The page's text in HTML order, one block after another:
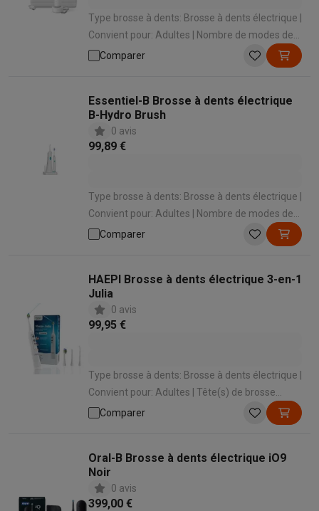
Type brosse à dents: Brosse à dents électrique |
Convient pour: Adultes | Nombre de modes de
brossage: 12 | Types de modes de brossage:
Soins des gencives , Nettoyage quotidien ,
| Capteur de pression: Oui
Comparer
Essentiel-B Brosse à dents électrique
B-Hydro Brush
0 avis
99,89 €
Type brosse à dents: Brosse à dents électrique |
Convient pour: Adultes | Nombre de modes de
brossage: 2 | Types de modes de brossage:
Nettoyage quotidien , Dents extra sensibles |
Comparer
HAEPI Brosse à dents électrique 3-en-1
Julia
0 avis
99,95 €
Type brosse à dents: Brosse à dents électrique |
Convient pour: Adultes | Tête(s) de brosse
fournie(s): 2 | Nombre de pulsations/min: 48000
Comparer
Oral-B Brosse à dents électrique iO9
Noir
0 avis
399,00 €